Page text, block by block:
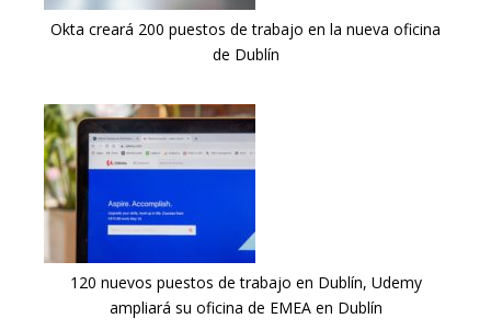
Okta creará 200 puestos de trabajo en la nueva oficina
de Dublín
120 nuevos puestos de trabajo en Dublín, Udemy
ampliará su oficina de EMEA en Dublín